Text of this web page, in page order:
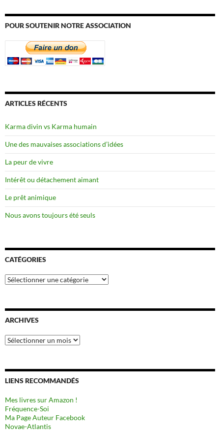
POUR SOUTENIR NOTRE ASSOCIATION
ARTICLES RÉCENTS
Karma divin vs Karma humain
Une des mauvaises associations d’idées
La peur de vivre
Intérêt ou détachement aimant
Le prêt animique
Nous avons toujours été seuls
CATÉGORIES
Catégories
ARCHIVES
Archives
LIENS RECOMMANDÉS
Mes livres sur Amazon !
Fréquence-Soi
Ma Page Auteur Facebook
Novae-Atlantis